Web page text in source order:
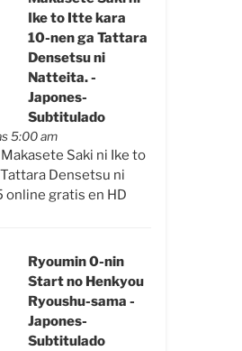
Ike to Itte kara
10-nen ga Tattara
Densetsu ni
Natteita. -
Japones-
Subtitulado
5:00 am
Saki ni Ike to
Densetsu ni
online gratis en HD
Ryoumin 0-nin
Start no Henkyou
Ryoushu-sama -
Japones-
Subtitulado